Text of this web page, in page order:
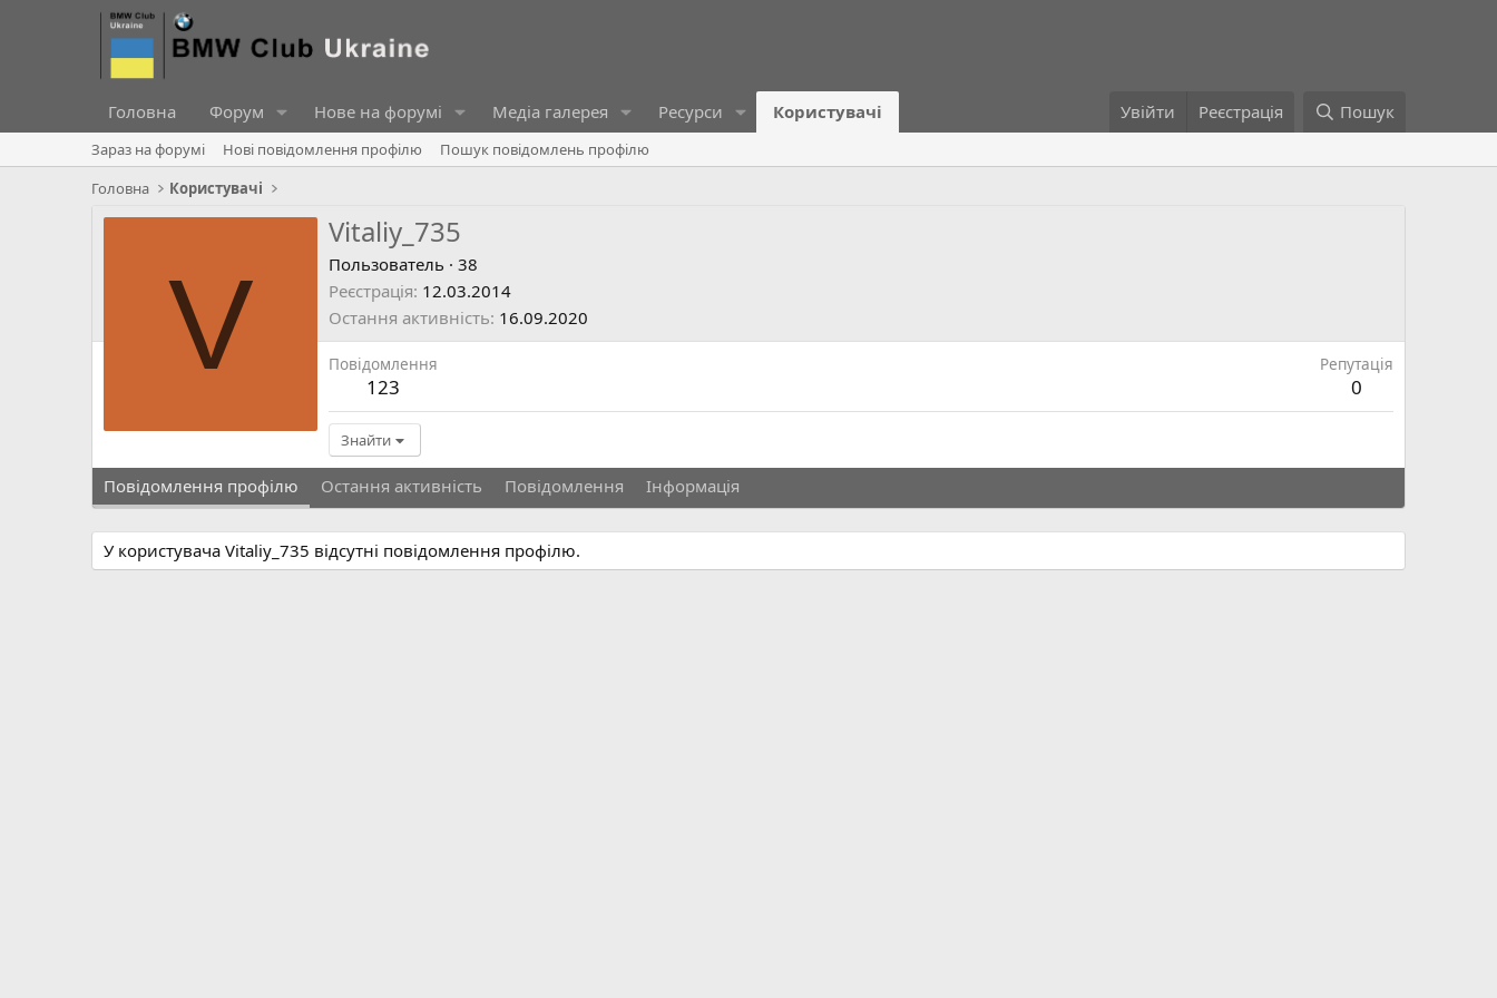
Головна Форум Нове на форумі Медіа галерея Ресурси Користувачі Увійти Реєстрація Пошук
Зараз на форумі Нові повідомлення профілю
Пошук повідомлень профілю
Головна
Користувачі
V
Vitaliy_735
Пользователь · 38
Реєстрація 12.03.2014
Остання активність 16.09.2020
Повідомлення
123
Репутація
0
Знайти
Повідомлення профілю Остання активність Повідомлення Інформація
У користувача Vitaliy_735 відсутні повідомлення профілю.